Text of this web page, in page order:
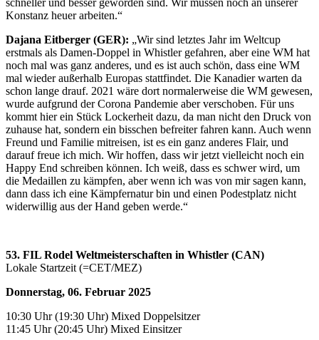
schneller und besser geworden sind. Wir müssen noch an unserer
Konstanz heuer arbeiten.“
Dajana Eitberger (GER): „Wir sind letztes Jahr im Weltcup
erstmals als Damen-Doppel in Whistler gefahren, aber eine WM hat
noch mal was ganz anderes, und es ist auch schön, dass eine WM
mal wieder außerhalb Europas stattfindet. Die Kanadier warten da
schon lange drauf. 2021 wäre dort normalerweise die WM gewesen,
wurde aufgrund der Corona Pandemie aber verschoben. Für uns
kommt hier ein Stück Lockerheit dazu, da man nicht den Druck von
zuhause hat, sondern ein bisschen befreiter fahren kann. Auch wenn
Freund und Familie mitreisen, ist es ein ganz anderes Flair, und
darauf freue ich mich. Wir hoffen, dass wir jetzt vielleicht noch ein
Happy End schreiben können. Ich weiß, dass es schwer wird, um
die Medaillen zu kämpfen, aber wenn ich was von mir sagen kann,
dann dass ich eine Kämpfernatur bin und einen Podestplatz nicht
widerwillig aus der Hand geben werde.“
53. FIL Rodel Weltmeisterschaften in Whistler (CAN)
Lokale Startzeit (=CET/MEZ)
Donnerstag, 06. Februar 2025
10:30 Uhr (19:30 Uhr) Mixed Doppelsitzer
11:45 Uhr (20:45 Uhr) Mixed Einsitzer